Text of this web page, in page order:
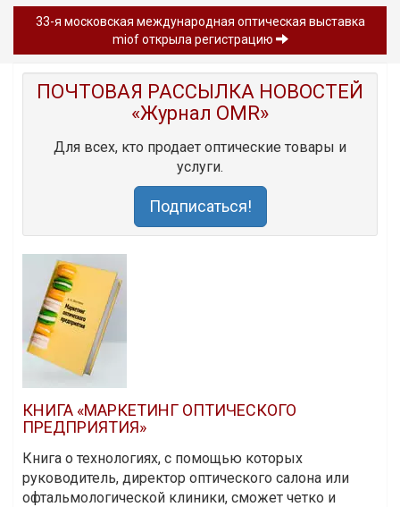
33-я московская международная оптическая выставка
miof открыла регистрацию
ПОЧТОВАЯ РАССЫЛКА НОВОСТЕЙ
«Журнал OMR»
Для всех, кто продает оптические товары и
услуги.
Подписаться!
КНИГА «МАРКЕТИНГ ОПТИЧЕСКОГО
ПРЕДПРИЯТИЯ»
Книга о технологиях, с помощью которых
руководитель, директор оптического салона или
офтальмологической клиники, сможет четко и